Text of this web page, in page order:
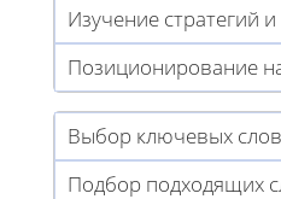
Изучение стратегий
Позиционирование
Выбор ключевых слов
Подбор подходящих